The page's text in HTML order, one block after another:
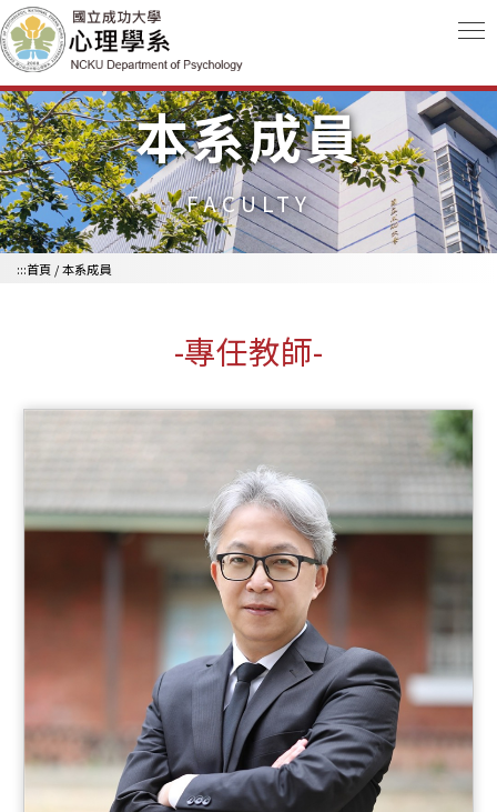
跳到主要內容區
本系成員
FACULTY
:::首頁/ 本系成員
-專任教師-